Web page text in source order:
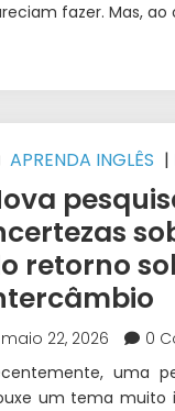
fazer. Mas, ao
APRENDA INGLÊS |
retorno
maio 22, 2026
0
uma
um tema muito